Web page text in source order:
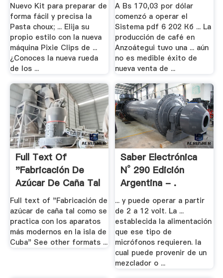
Nuevo Kit para preparar de
forma fácil y precisa la
Pasta choux; ... Elija su
propio estilo con la nueva
máquina Pixie Clips de ...
¿Conoces la nueva rueda
de los ...
A Bs 170,03 por dólar
comenzó a operar el
Sistema pdf 6 202 Кб ... La
producción de café en
Anzoátegui tuvo una ... aún
no es medible éxito de
nueva venta de ...
Full Text Of
"Fabricación De
Azúcar De Caña Tal
.
Full text of "Fabricación de
azúcar de caña tal como se
practica con los aparatos
más modernos en la isla de
Cuba" See other formats ...
Saber Electrónica
N° 290 Edición
Argentina - .
... y puede operar a partir
de 2 a 12 volt. La ...
establecida la alimentación
que ese tipo de
micrófonos requieren. la
cual puede provenir de un
mezclador o ...